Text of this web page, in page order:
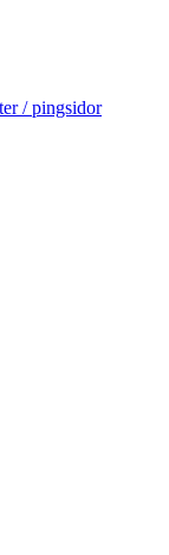
/ pingsidor